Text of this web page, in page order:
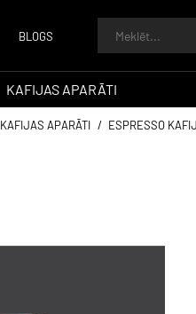
BLOGS
KAFIJAS APARĀTI
KAFIJAS APARĀTI ESPRESSO